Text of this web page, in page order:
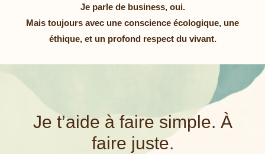
Je parle de business, oui.
Mais toujours avec une conscience écologique, une
éthique, et un profond respect du vivant.
Je t’aide à faire simple. À
faire juste.